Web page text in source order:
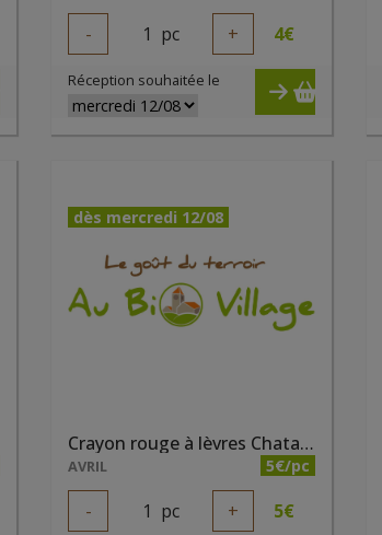
- 1 pc + 4€
Réception souhaitée le
dès mercredi 12/08
Crayon rouge à lèvres Chataigne bio
AVRIL 5€/pc
- 1 pc + 5€